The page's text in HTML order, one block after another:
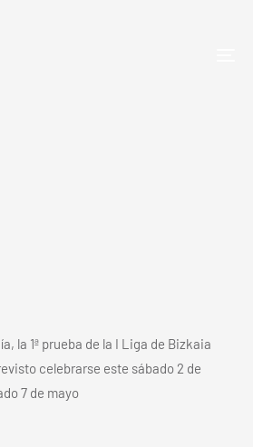
la 1ª prueba de la I Liga de Bizkaia
celebrarse este sábado 2 de
7 de mayo